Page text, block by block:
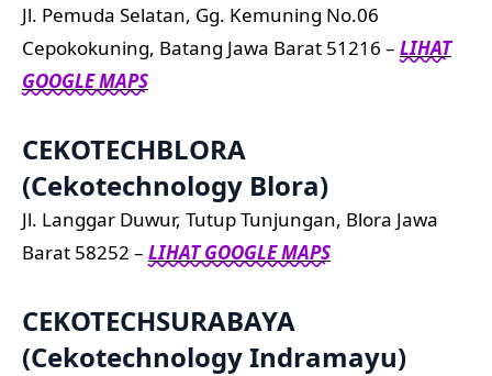
Jl. Pemuda Selatan, Gg. Kemuning No.06
Cepokokuning, Batang Jawa Barat 51216 – LIHAT
GOOGLE MAPS
CEKOTECHBLORA
(Cekotechnology Blora)
Jl. Langgar Duwur, Tutup Tunjungan, Blora Jawa
Barat 58252 – LIHAT GOOGLE MAPS
CEKOTECHSURABAYA
(Cekotechnology Indramayu)